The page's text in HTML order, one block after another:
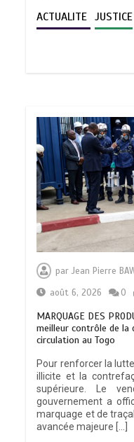
ACTUALITE JUSTICE
parJean Pierre
août 6, 2026
0
MARQUAGE DES
meilleur contrôle de la
circulation au Togo
Pour renforcer la
illicite et la
supérieure. Le
gouvernement a
marquage et de
avancée majeure […]